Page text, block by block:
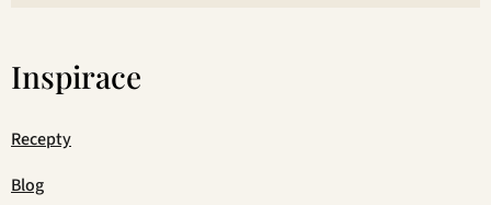
Inspirace
Recepty
Blog